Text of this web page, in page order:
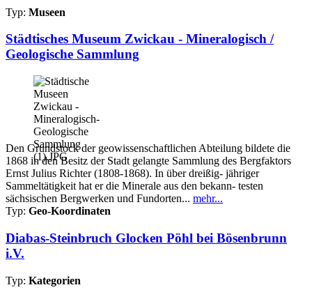
Typ: Museen
Städtisches Museum Zwickau - Mineralogisch /
Geologische Sammlung
Den Grundstock der geowissenschaftlichen Abteilung bildete die
1868 in den Besitz der Stadt gelangte Sammlung des Bergfaktors
Ernst Julius Richter (1808-1868). In über dreißig- jähriger
Sammeltätigkeit hat er die Minerale aus den bekann- testen
sächsischen Bergwerken und Fundorten... mehr...
Typ: Geo-Koordinaten
Diabas-Steinbruch Glocken Pöhl bei Bösenbrunn
i.V.
Typ: Kategorien